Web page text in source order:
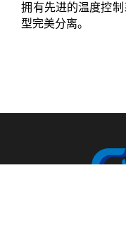
拥有先进的温度控
型完美分离。